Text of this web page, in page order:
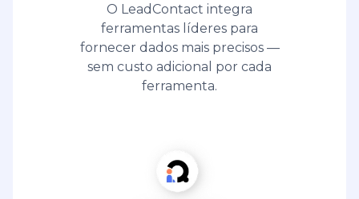
O LeadContact integra
ferramentas líderes para
fornecer dados mais precisos —
sem custo adicional por cada
ferramenta.